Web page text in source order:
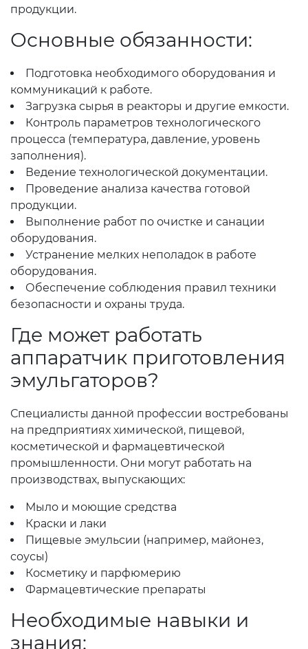
продукции.
Основные обязанности:
Подготовка необходимого оборудования и
коммуникаций к работе.
Загрузка сырья в реакторы и другие емкости.
Контроль параметров технологического
процесса (температура, давление, уровень
заполнения).
Ведение технологической документации.
Проведение анализа качества готовой
продукции.
Выполнение работ по очистке и санации
оборудования.
Устранение мелких неполадок в работе
оборудования.
Обеспечение соблюдения правил техники
безопасности и охраны труда.
Где может работать
аппаратчик приготовления
эмульгаторов?
Специалисты данной профессии востребованы
на предприятиях химической, пищевой,
косметической и фармацевтической
промышленности. Они могут работать на
производствах, выпускающих:
Мыло и моющие средства
Краски и лаки
Пищевые эмульсии (например, майонез,
соусы)
Косметику и парфюмерию
Фармацевтические препараты
Необходимые навыки и
знания: